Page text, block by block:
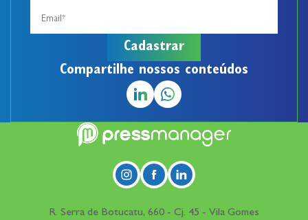
Compartilhe nossos conteúdos
R. Serra de Botucatu, 660 - Cj. 45 - Vila Gomes